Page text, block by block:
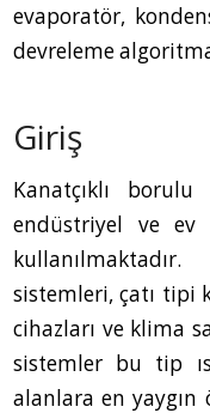
evaporatör,
devreleme
Giriş
Kanatçıklı borulu
endüstriyel ve ev
sistemleri, çatı tipi
cihazları ve klima
sistemler bu tip
alanlara en